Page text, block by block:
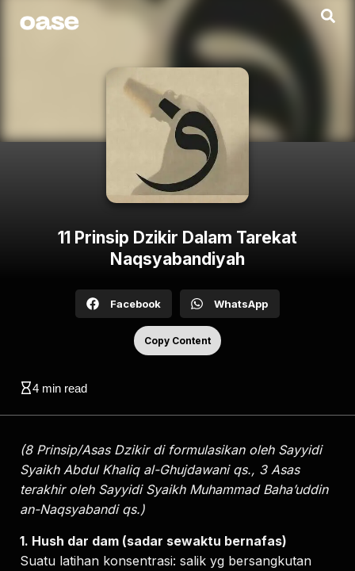
11 Prinsip Dzikir Dalam Tarekat
Naqsyabandiyah
Facebook WhatsApp
Copy Content
4 min read
(8 Prinsip/Asas Dzikir di formulasikan oleh Sayyidi
Syaikh Abdul Khaliq al-Ghujdawani qs., 3 Asas
terakhir oleh Sayyidi Syaikh Muhammad Baha’uddin
an-Naqsyabandi qs.)
1. Hush dar dam (sadar sewaktu bernafas)
Suatu latihan konsentrasi: salik yg bersangkutan